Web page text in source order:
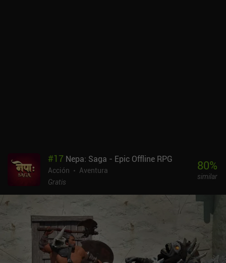
#17 Nepa: Saga - Epic Offline RPG
Acción
Aventura
Gratis
80%
similar